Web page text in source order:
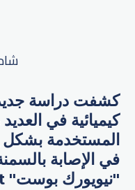
كشفت دراسة
كيميائية في
المستخدمة
في الإصابة
"نيويورك بوست" New York Post.